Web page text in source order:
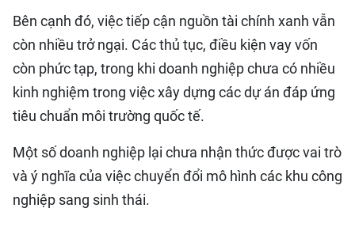
Bên cạnh đó, việc tiếp cận nguồn tài chính xanh vẫn
còn nhiều trở ngại. Các thủ tục, điều kiện vay vốn
còn phức tạp, trong khi doanh nghiệp chưa có nhiều
kinh nghiệm trong việc xây dựng các dự án đáp ứng
tiêu chuẩn môi trường quốc tế.
Một số doanh nghiệp lại chưa nhận thức được vai trò
và ý nghĩa của việc chuyển đổi mô hình các khu công
nghiệp sang sinh thái.